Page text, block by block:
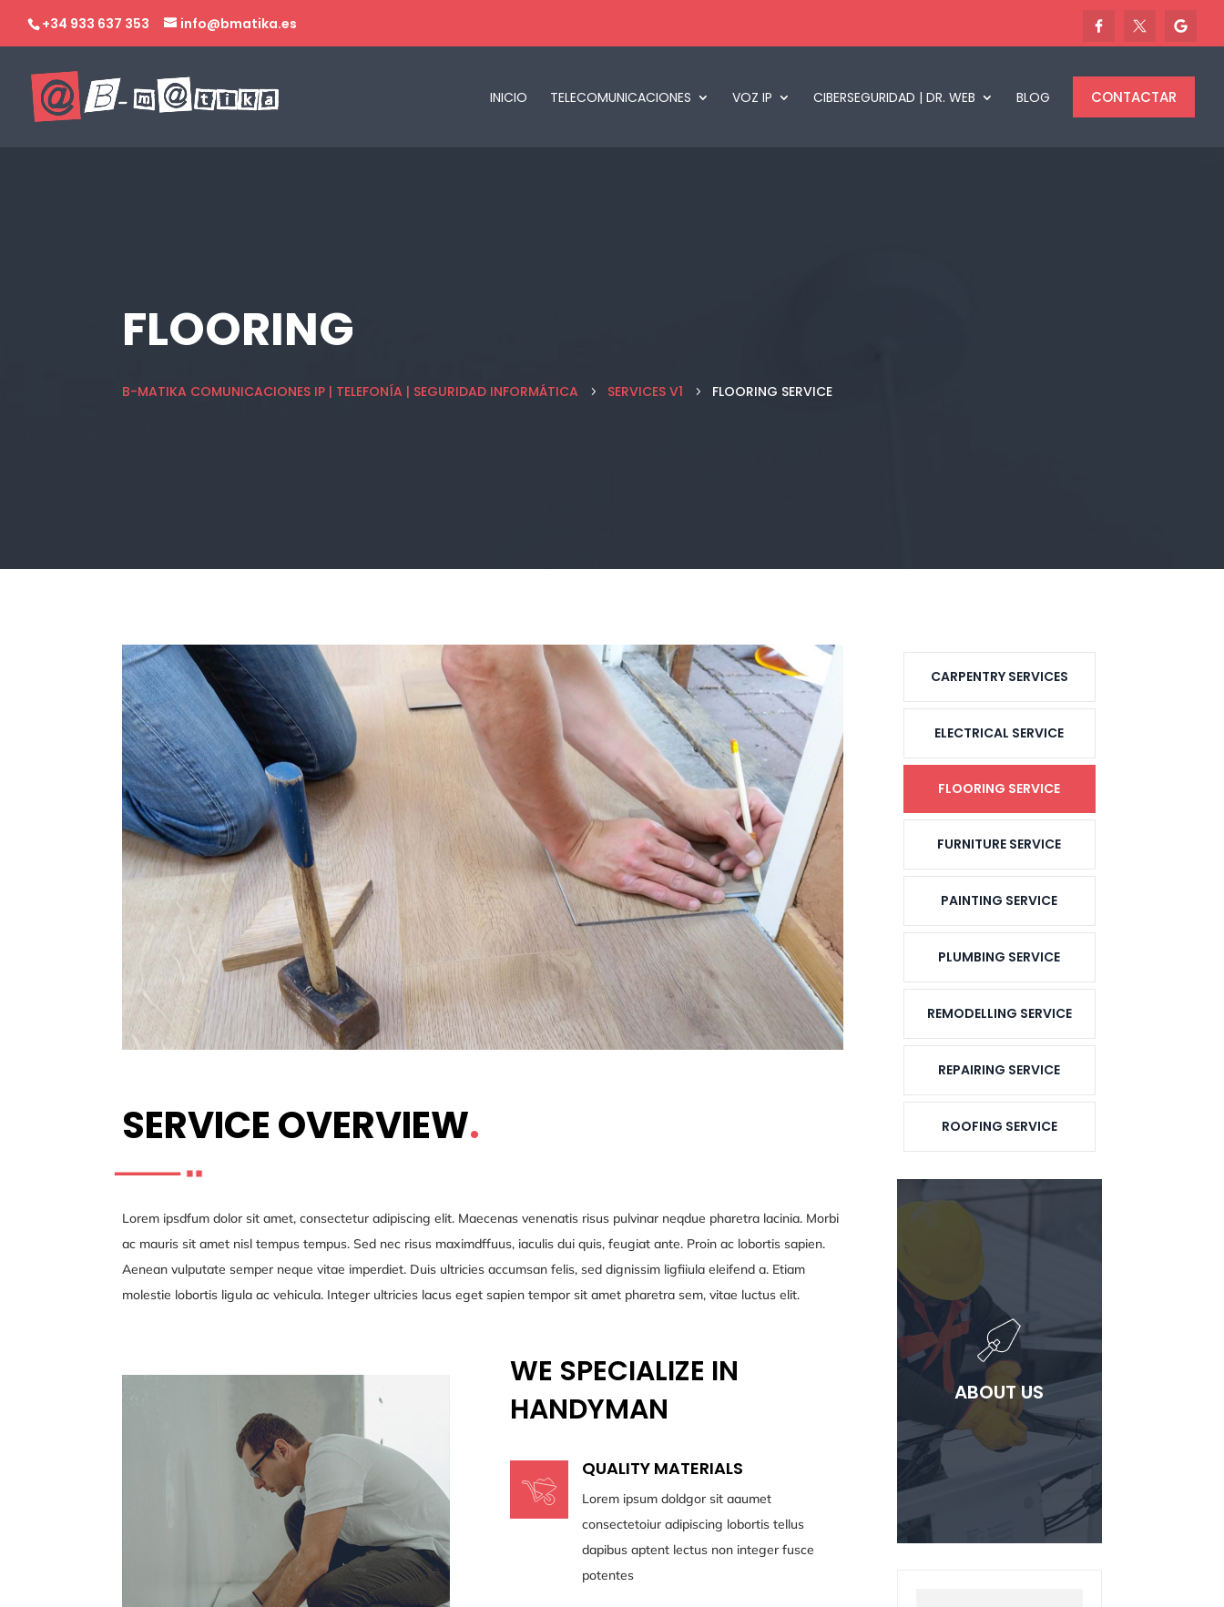
+34 933 637 353 info@bmatika.es
INICIO TELECOMUNICACIONES VOZ IP CIBERSEGURIDAD | DR. WEB BLOG CONTACTAR
FLOORING
B-MATIKA COMUNICACIONES IP | TELEFONÍA | SEGURIDAD INFORMÁTICA 5 SERVICES V1 5 FLOORING SERVICE
SERVICE OVERVIEW.
Lorem ipsdfum dolor sit amet, consectetur adipiscing elit. Maecenas venenatis risus pulvinar neqdue pharetra lacinia. Morbi
ac mauris sit amet nisl tempus tempus. Sed nec risus maximdffuus, iaculis dui quis, feugiat ante. Proin ac lobortis sapien.
Aenean vulputate semper neque vitae imperdiet. Duis ultricies accumsan felis, sed dignissim ligfiiula eleifend a. Etiam
molestie lobortis ligula ac vehicula. Integer ultricies lacus eget sapien tempor sit amet pharetra sem, vitae luctus elit.
WE SPECIALIZE IN
HANDYMAN
QUALITY MATERIALS
Lorem ipsum doldgor sit aaumet
consectetoiur adipiscing lobortis tellus
dapibus aptent lectus non integer fusce
potentes
CARPENTRY SERVICES
ELECTRICAL SERVICE
FLOORING SERVICE
FURNITURE SERVICE
PAINTING SERVICE
PLUMBING SERVICE
REMODELLING SERVICE
REPAIRING SERVICE
ROOFING SERVICE
ABOUT US
ABOUT US
Lorem ipsum dolor sit
ammet consectetur
adipiscing elit.